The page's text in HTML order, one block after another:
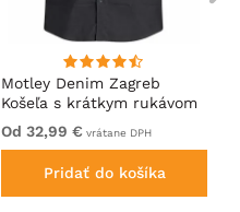
Motley Denim Zagreb
Košeľa s krátkym rukávom
Antracitová
Od 32,99 € vrátane DPH
Pridať do košíka